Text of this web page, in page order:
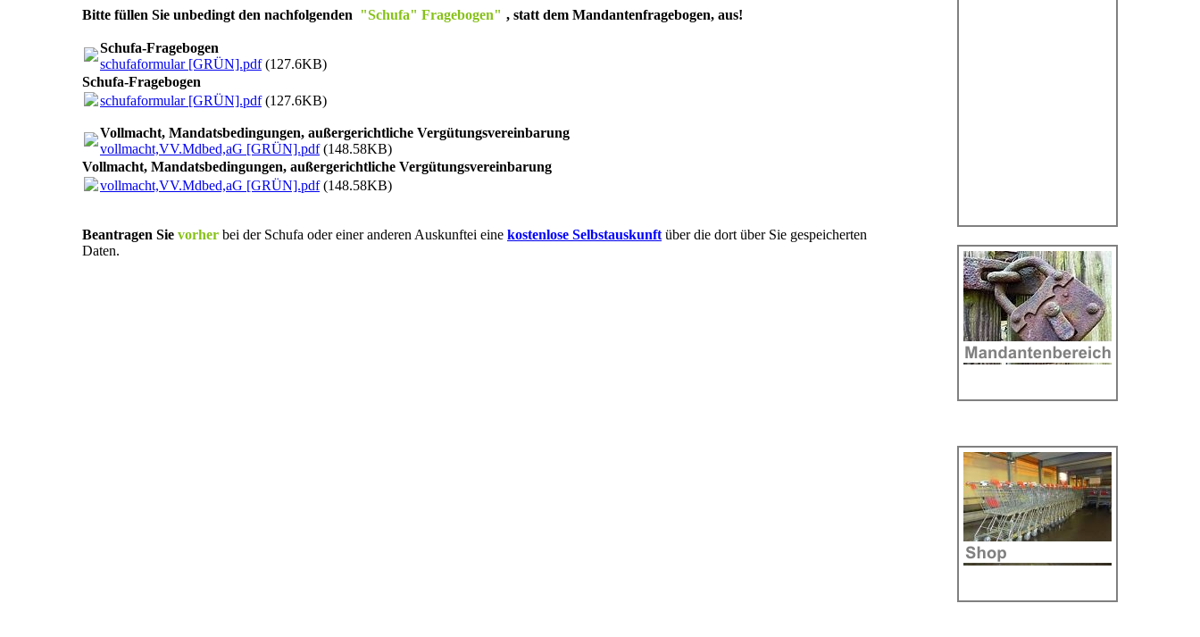
Bitte füllen Sie unbedingt den nachfolgenden "Schufa" Fragebogen" , statt dem Mandantenfragebogen, aus!
Schufa-Fragebogen
schufaformular [GRÜN].pdf(127.6KB)
Schufa-Fragebogen
schufaformular [GRÜN].pdf(127.6KB)
Vollmacht, Mandatsbedingungen, außergerichtliche Vergütungsvereinbarung
vollmacht,VV.Mdbed,aG [GRÜN].pdf(148.58KB)
Vollmacht, Mandatsbedingungen, außergerichtliche Vergütungsvereinbarung
vollmacht,VV.Mdbed,aG [GRÜN].pdf(148.58KB)
Beantragen Sie vorher bei der Schufa oder einer anderen Auskunftei eine kostenlose Selbstauskunft über die dort über Sie gespeicherten
Daten.